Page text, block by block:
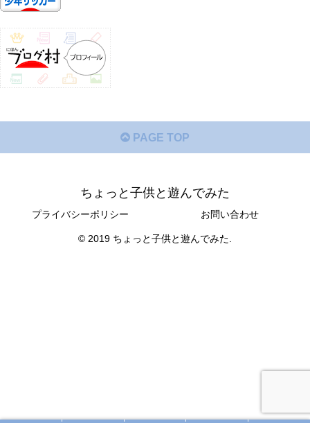
PAGE TOP
ちょっと子供と遊んでみた
プライバシーポリシー お問い合わせ
© 2019 ちょっと子供と遊んでみた.